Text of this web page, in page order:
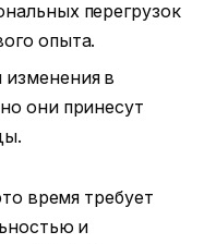
перегрузок
опыта.
в
они принесут
время требует
и